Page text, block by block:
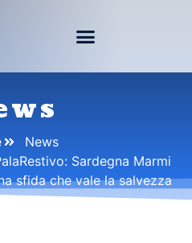
News
Sardegna Marmi
sfida che vale la salvezza